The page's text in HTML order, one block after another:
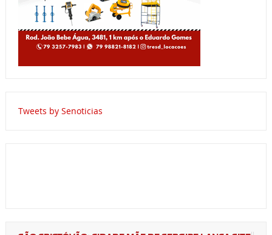
Tweets by Senoticias